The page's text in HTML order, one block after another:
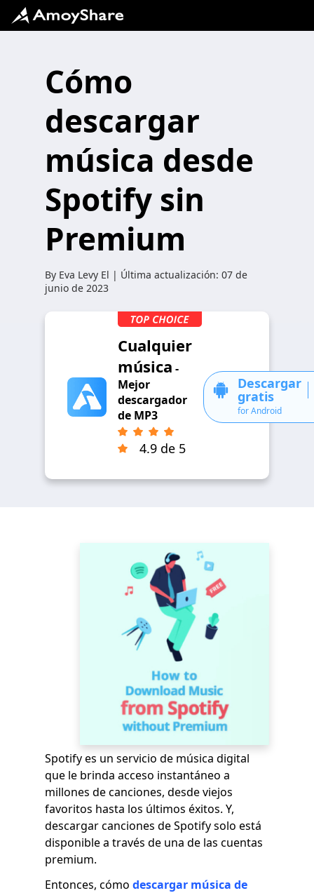
Cómo
descargar
música desde
Spotify sin
Premium
By Eva Levy El | Última actualización: 07 de
junio de 2023
Cualquier
música -
Mejor
descargador
de MP3
4.9 de 5
Descargar
gratis
for Android
Spotify es un servicio de música digital
que le brinda acceso instantáneo a
millones de canciones, desde viejos
favoritos hasta los últimos éxitos. Y,
descargar canciones de Spotify solo está
disponible a través de una de las cuentas
premium.
Entonces, cómo descargar música de